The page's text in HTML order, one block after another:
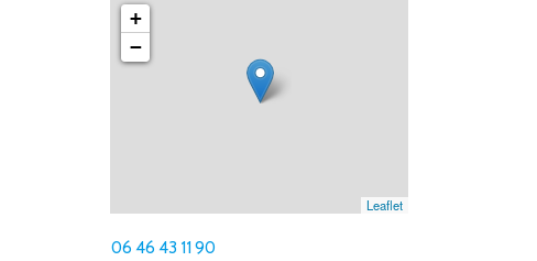
+
−
Leaflet
06 46 43 11 90